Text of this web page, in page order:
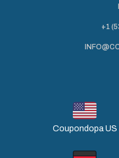
+1
Coupondopa US